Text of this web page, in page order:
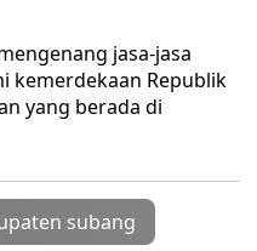
jasa-jasa
kemerdekaan Republik
yang berada di
subang